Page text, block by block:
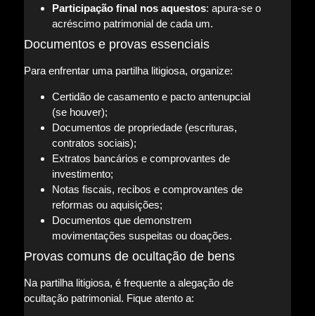
Participação final nos aquestos: apura-se o
acréscimo patrimonial de cada um.
Documentos e provas essenciais
Para enfrentar uma partilha litigiosa, organize:
Certidão de casamento e pacto antenupcial
(se houver);
Documentos de propriedade (escrituras,
contratos sociais);
Extratos bancários e comprovantes de
investimento;
Notas fiscais, recibos e comprovantes de
reformas ou aquisições;
Documentos que demonstrem
movimentações suspeitas ou doações.
Provas comuns de ocultação de bens
Na partilha litigiosa, é frequente a alegação de
ocultação patrimonial. Fique atento a: